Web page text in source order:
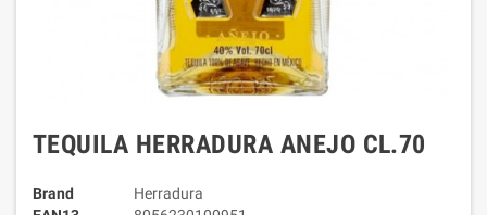
TEQUILA HERRADURA ANEJO CL.70
Brand
Herradura